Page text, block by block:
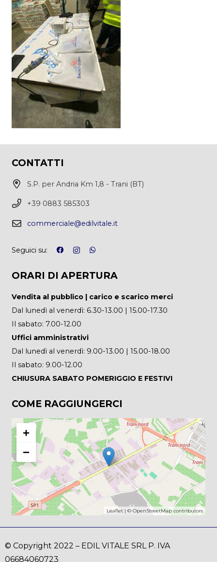
CONTATTI
S.P. per Andria Km 1,8 - Trani (BT)
+39 0883 585303
commerciale@edilvitale.it
Seguici su:
ORARI DI APERTURA
Vendita al pubblico | carico e scarico merci
Dal lunedì al venerdì: 6.30-13.00 | 15.00-17.30
Il sabato: 7.00-12.00
Uffici amministrativi
Dal lunedì al venerdì: 9.00-13.00 | 15.00-18.00
Il sabato: 9.00-12.00
CHIUSURA SABATO POMERIGGIO E FESTIVI
COME RAGGIUNGERCI
+
−
Leaflet | © OpenStreetMapcontributors
© Copyright 2022 – EDIL VITALE SRL P. IVA
06684060723